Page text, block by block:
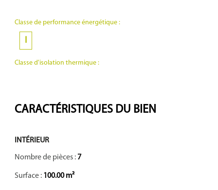
Classe de performance énergétique :
I
Classe d'isolation thermique :
CARACTÉRISTIQUES DU BIEN
INTÉRIEUR
Nombre de pièces : 7
Surface : 100.00 m²